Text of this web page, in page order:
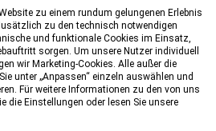
wir in unserem Onlineshop nur
zu einem rundum gelungenen Erlebnis
zu den technisch notwendigen
und funktionale Cookies im Einsatz,
sorgen. Um unsere Nutzer individuell
wir Marketing-Cookies. Alle außer die
unter „Anpassen“ einzeln auswählen und
Für weitere Informationen zu den von uns
die Einstellungen oder lesen Sie unsere